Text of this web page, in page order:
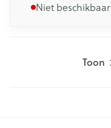
Niet beschikbaar
Toon